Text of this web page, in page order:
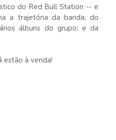
do Red Bull Station -- e
a trajetória da banda; do
álbuns do grupo; e da
estão à venda!